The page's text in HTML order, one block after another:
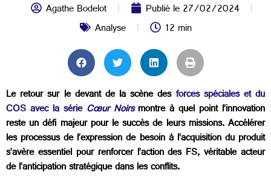
Agathe Bodelot Publié le27/02/2024
Analyse
12 min
Le retour sur le devant de la scène des forces spéciales et du
COS avec la série Cœur Noirsmontre à quel point l’innovation
reste un défi majeur pour le succès de leurs missions. Accélérer
les processus de l’expression de besoin à l’acquisition du produit
s’avère essentiel pour renforcer l’action des FS, véritable acteur
de l’anticipation stratégique dans les conflits.